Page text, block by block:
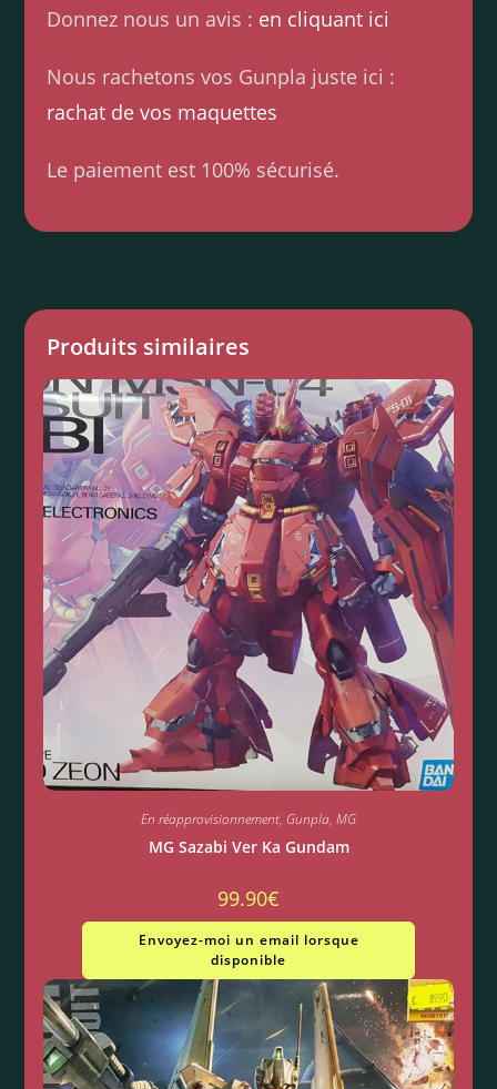
Donnez nous un avis : en cliquant ici
Nous rachetons vos Gunpla juste ici :
rachat de vos maquettes
Le paiement est 100% sécurisé.
Produits similaires
En réapprovisionnement, Gunpla, MG
MG Sazabi Ver Ka Gundam
99.90€
Envoyez-moi un email lorsque
disponible